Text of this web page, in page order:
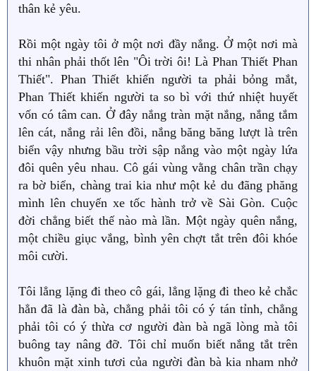
thân kẻ yêu.
Rồi một ngày tôi ở một nơi đầy nắng. Ở một nơi mà
thi nhân phải thốt lên "Ôi trời ôi! Là Phan Thiết Phan
Thiết". Phan Thiết khiến người ta phải bỏng mắt,
Phan Thiết khiến người ta so bì với thứ nhiệt huyết
vốn có tâm can. Ở đây nắng tràn mặt nắng, nắng tắm
lên cát, nắng rải lên đồi, nắng băng băng lượt là trên
biển vậy nhưng bầu trời sập nắng vào một ngày lứa
đôi quên yêu nhau. Cô gái vùng vằng chân trần chạy
ra bờ biển, chàng trai kia như một kẻ du đãng phăng
mình lên chuyến xe tốc hành trở về Sài Gòn. Cuộc
đời chẳng biết thế nào mà lần. Một ngày quên nắng,
một chiều giục vắng, bình yên chợt tắt trên đôi khóe
môi cười.
Tôi lẳng lặng đi theo cô gái, lẳng lặng đi theo kẻ chắc
hẳn đã là đàn bà, chẳng phải tôi có ý tán tỉnh, chẳng
phải tôi có ý thừa cơ người đàn bà ngã lòng mà tôi
buông tay nâng đỡ. Tôi chỉ muốn biết nắng tắt trên
khuôn mặt xinh tươi của người đàn bà kia nham nhở